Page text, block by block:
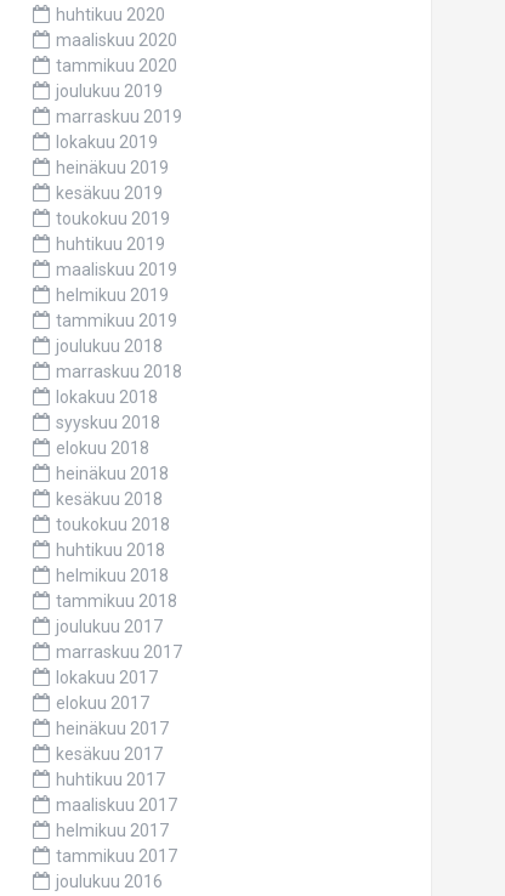
huhtikuu 2020
maaliskuu 2020
tammikuu 2020
joulukuu 2019
marraskuu 2019
lokakuu 2019
heinäkuu 2019
kesäkuu 2019
toukokuu 2019
huhtikuu 2019
maaliskuu 2019
helmikuu 2019
tammikuu 2019
joulukuu 2018
marraskuu 2018
lokakuu 2018
syyskuu 2018
elokuu 2018
heinäkuu 2018
kesäkuu 2018
toukokuu 2018
huhtikuu 2018
helmikuu 2018
tammikuu 2018
joulukuu 2017
marraskuu 2017
lokakuu 2017
elokuu 2017
heinäkuu 2017
kesäkuu 2017
huhtikuu 2017
maaliskuu 2017
helmikuu 2017
tammikuu 2017
joulukuu 2016